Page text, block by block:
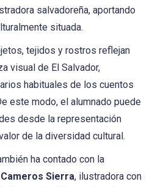
salvadoreña, aportando
situada.
tejidos y rostros reflejan
visual de El Salvador,
habituales de los cuentos
este modo, el alumnado puede
desde la representación
de la diversidad cultural.
ha contado con la
Sierra, ilustradora con